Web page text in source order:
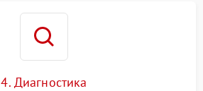
4. Диагностика